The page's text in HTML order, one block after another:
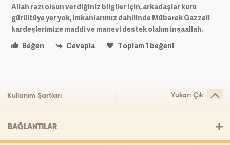
Allah razı olsun verdiğiniz bilgiler için, arkadaşlar kuru
gürültüye yer yok, imkanlarımız dahilinde Mübarek Gazzeli
kardeşlerimize maddi ve manevi destek olalım inşaallah.
Beğen
Cevapla Toplam1 beğeni
Kullanım Şartları Yukarı Çık
BAĞLANTILAR